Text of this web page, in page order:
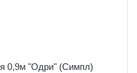
0,9м "Одри" (Симпл)